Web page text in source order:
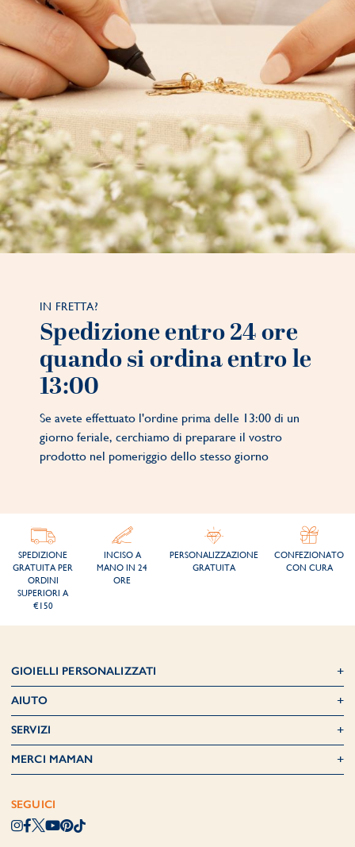
IN FRETTA?
Spedizione entro 24 ore
quando si ordina entro le
13:00
Se avete effettuato l'ordine prima delle 13:00 di un
giorno feriale, cerchiamo di preparare il vostro
prodotto nel pomeriggio dello stesso giorno
SPEDIZIONE
GRATUITA PER
ORDINI
SUPERIORI A
€150
INCISO A
MANO IN 24
ORE
PERSONALIZZAZIONE
GRATUITA
CONFEZIONATO
CON CURA
GIOIELLI PERSONALIZZATI
AIUTO
SERVIZI
MERCI MAMAN
SEGUICI